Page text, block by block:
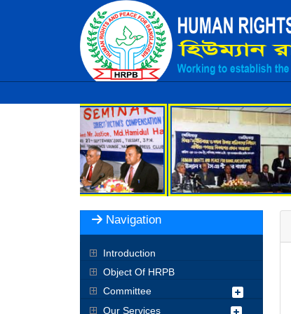
Navigation
Introduction
Object Of HRPB
Committee
Our Services